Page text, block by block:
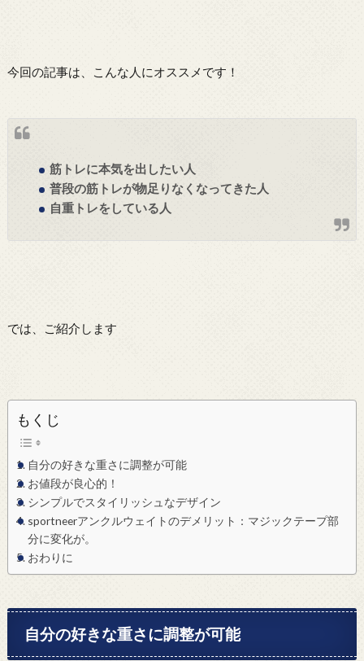
今回の記事は、こんな人にオススメです！
筋トレに本気を出したい人
普段の筋トレが物足りなくなってきた人
自重トレをしている人
では、ご紹介します
もくじ
自分の好きな重さに調整が可能
お値段が良心的！
シンプルでスタイリッシュなデザイン
sportneerアンクルウェイトのデメリット：マジックテープ部
分に変化が。
おわりに
自分の好きな重さに調整が可能